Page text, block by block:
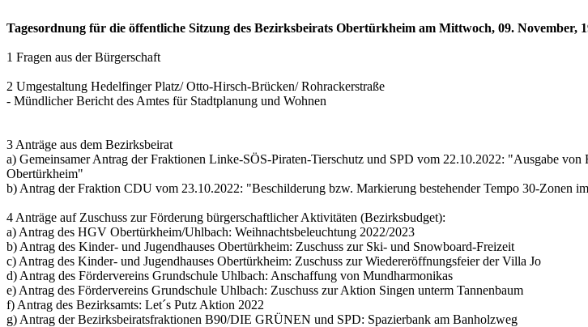
Tagesordnung für die öffentliche Sitzung des Bezirksbeirats Obertürkheim am Mittwoch, 09.
1 Fragen aus der Bürgerschaft
2 Umgestaltung Hedelfinger Platz/ Otto-Hirsch-Brücken/ Rohrackerstraße
- Mündlicher Bericht des Amtes für Stadtplanung und Wohnen
3 Anträge aus dem Bezirksbeirat
a) Gemeinsamer Antrag der Fraktionen Linke-SÖS-Piraten-Tierschutz und SPD vom 22.10.2022: "Ausgabe
Obertürkheim"
b) Antrag der Fraktion CDU vom 23.10.2022: "Beschilderung bzw. Markierung bestehender Tempo 30-Zonen
4 Anträge auf Zuschuss zur Förderung bürgerschaftlicher Aktivitäten (Bezirksbudget):
a) Antrag des HGV Obertürkheim/Uhlbach: Weihnachtsbeleuchtung 2022/2023
b) Antrag des Kinder- und Jugendhauses Obertürkheim: Zuschuss zur Ski- und Snowboard-Freizeit
c) Antrag des Kinder- und Jugendhauses Obertürkheim: Zuschuss zur Wiedereröffnungsfeier der Villa Jo
d) Antrag des Fördervereins Grundschule Uhlbach: Anschaffung von Mundharmonikas
e) Antrag des Fördervereins Grundschule Uhlbach: Zuschuss zur Aktion Singen unterm Tannenbaum
f) Antrag des Bezirksamts: Let´s Putz Aktion 2022
g) Antrag der Bezirksbeiratsfraktionen B90/DIE GRÜNEN und SPD: Spazierbank am Banholzweg